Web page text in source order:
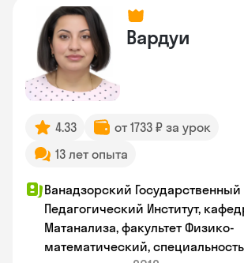
Вардуи
4.33
от 1733 ₽ за урок
13 лет опыта
Ванадзорский Государственный
Педагогический Институт,
Матанализа, факультет Физико-
математический,